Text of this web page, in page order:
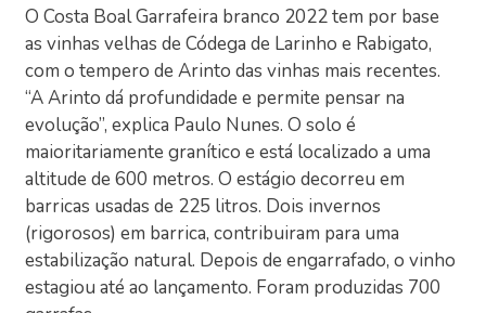
O Costa Boal Garrafeira branco 2022 tem por base
as vinhas velhas de Códega de Larinho e Rabigato,
com o tempero de Arinto das vinhas mais recentes.
“A Arinto dá profundidade e permite pensar na
evolução”, explica Paulo Nunes. O solo é
maioritariamente granítico e está localizado a uma
altitude de 600 metros. O estágio decorreu em
barricas usadas de 225 litros. Dois invernos
(rigorosos) em barrica, contribuiram para uma
estabilização natural. Depois de engarrafado, o vinho
estagiou até ao lançamento. Foram produzidas 700